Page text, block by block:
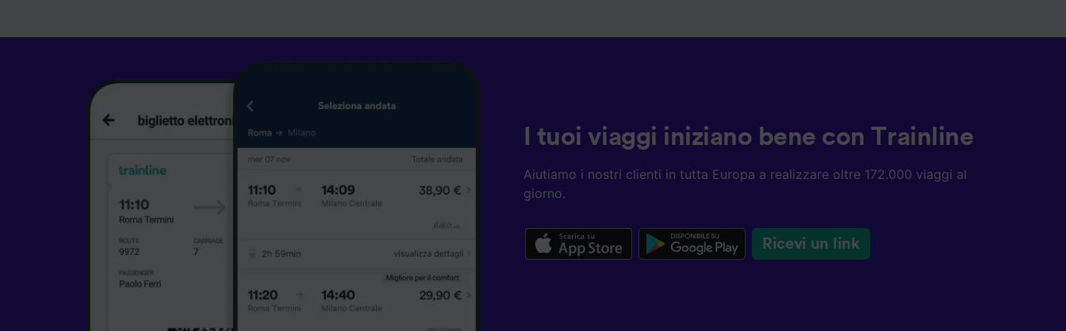
I tuoi viaggi iniziano bene con Trainline
Aiutiamo i nostri clienti in tutta Europa a realizzare oltre 172.000 viaggi al
giorno.
Ricevi un link